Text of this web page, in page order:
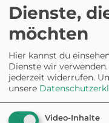
vonMapbox
bereitgestellte
externe Inhalte
laden?
Ja
Dienste,
möchten
Hier kannst du
Dienste wir
jederzeit widerrufen.
unsere
Video-Inhalte